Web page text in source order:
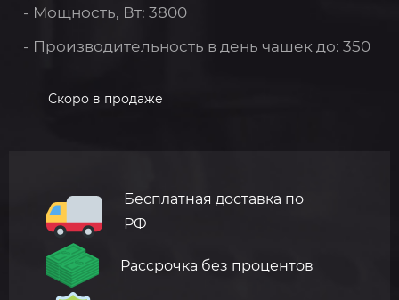
- Мощность, Вт: 3800
- Производительность в день чашек до: 350
Скоро в продаже
Бесплатная доставка по
РФ
Рассрочка без процентов